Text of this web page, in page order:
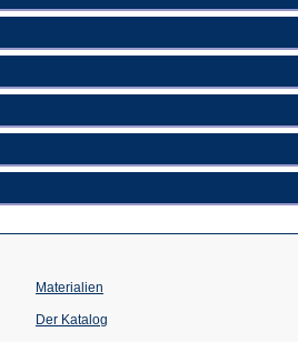
Materialien
Der Katalog